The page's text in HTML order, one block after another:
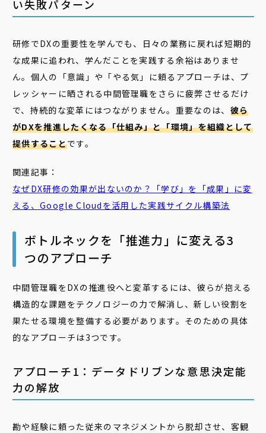
い失敗パターン
研修でDXの重要性を学んでも、日々の業務に戻れば短期的
な成果に追われ、学んだことを実践する余裕はありませ
ん。個人の「意識」や「やる気」に頼るアプローチは、プ
レッシャーに晒される中間管理職をさらに疲弊させるだけ
で、持続的な変革にはつながりません。重要なのは、 彼ら
がDXを推進したくなる「仕組み」と「環境」を組織として
提供することです。
関連記事：
なぜDX研修の効果が出ないのか？「学び」を「成果」に変
える、Google Cloudを活用した実践サイクル構築法
ボトルネックを「推進力」に変える3
つのアプローチ
中間管理職をDXの推進役へと変革するには、彼らが抱える
構造的な課題をテクノロジーの力で解消し、新しい役割を
果たせる環境を整備する必要があります。そのための具体
的なアプローチは3つです。
アプローチ1：データドリブンな意思決定能
力の解放
勘や経験に頼った従来のマネジメントから脱却させ、客観